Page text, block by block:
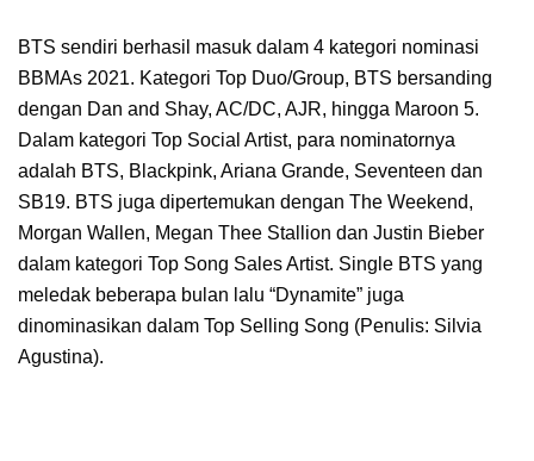
BTS sendiri berhasil masuk dalam 4 kategori nominasi
BBMAs 2021. Kategori Top Duo/Group, BTS bersanding
dengan Dan and Shay, AC/DC, AJR, hingga Maroon 5.
Dalam kategori Top Social Artist, para nominatornya
adalah BTS, Blackpink, Ariana Grande, Seventeen dan
SB19. BTS juga dipertemukan dengan The Weekend,
Morgan Wallen, Megan Thee Stallion dan Justin Bieber
dalam kategori Top Song Sales Artist. Single BTS yang
meledak beberapa bulan lalu “Dynamite” juga
dinominasikan dalam Top Selling Song (Penulis: Silvia
Agustina).